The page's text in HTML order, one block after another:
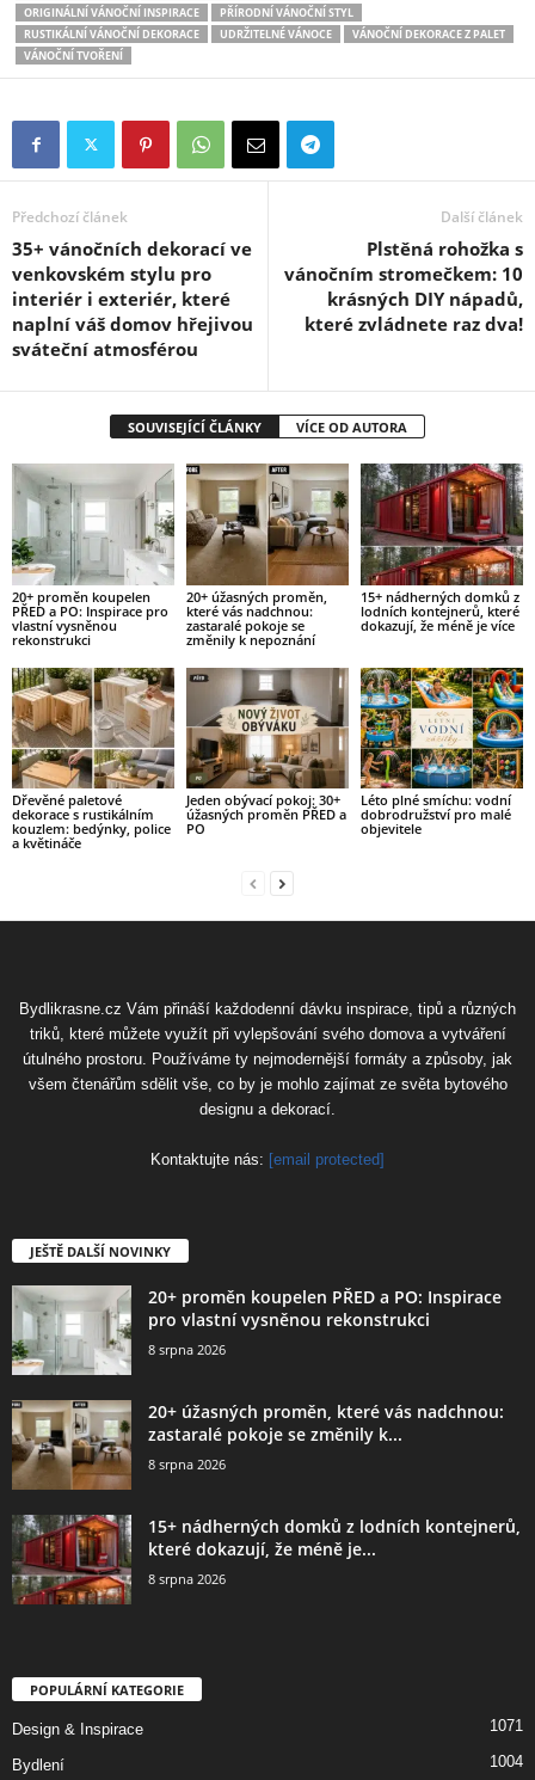
ORIGINÁLNÍ VÁNOČNÍ INSPIRACE
PŘÍRODNÍ VÁNOČNÍ STYL
RUSTIKÁLNÍ VÁNOČNÍ DEKORACE
UDRŽITELNÉ VÁNOCE
VÁNOČNÍ DEKORACE Z PALET
VÁNOČNÍ TVOŘENÍ
Předchozí článek
35+ vánočních dekorací ve
venkovském stylu pro
interiér i exteriér, které
naplní váš domov hřejivou
sváteční atmosférou
Další článek
Plstěná rohožka s
vánočním stromečkem: 10
krásných DIY nápadů,
které zvládnete raz dva!
SOUVISEJÍCÍ ČLÁNKY VÍCE OD AUTORA
20+ proměn koupelen
PŘED a PO: Inspirace pro
vlastní vysněnou
rekonstrukci
20+ úžasných proměn,
které vás nadchnou:
zastaralé pokoje se
změnily k nepoznání
15+ nádherných domků z
lodních kontejnerů, které
dokazují, že méně je více
Dřevěné paletové
dekorace s rustikálním
kouzlem: bedýnky, police
a květináče
Jeden obývací pokoj: 30+
úžasných proměn PŘED a
PO
Léto plné smíchu: vodní
dobrodružství pro malé
objevitele
Bydlikrasne.cz Vám přináší každodenní dávku inspirace, tipů a různých
triků, které můžete využít při vylepšování svého domova a vytváření
útulného prostoru. Používáme ty nejmodernější formáty a způsoby, jak
všem čtenářům sdělit vše, co by je mohlo zajímat ze světa bytového
designu a dekorací.
Kontaktujte nás: [email protected]
JEŠTĚ DALŠÍ NOVINKY
20+ proměn koupelen PŘED a PO: Inspirace
pro vlastní vysněnou rekonstrukci
8 srpna 2026
20+ úžasných proměn, které vás nadchnou:
zastaralé pokoje se změnily k...
8 srpna 2026
15+ nádherných domků z lodních kontejnerů,
které dokazují, že méně je...
8 srpna 2026
POPULÁRNÍ KATEGORIE
Design & Inspirace 1071
Bydlení 1004